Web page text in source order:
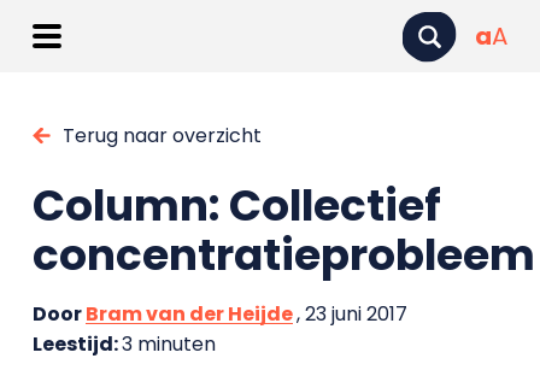
aA
Terug naar overzicht
Column: Collectief
concentratieprobleem
DoorBram van der Heijde, 23 juni 2017
Leestijd:3 minuten